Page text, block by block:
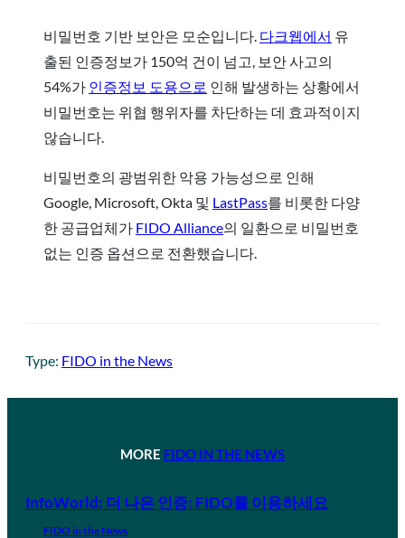
비밀번호 기반 보안은 모순입니다. 다크웹에서 유
출된 인증정보가 150억 건이 넘고, 보안 사고의
54%가 인증정보 도용으로 인해 발생하는 상황에서
비밀번호는 위협 행위자를 차단하는 데 효과적이지
않습니다.
비밀번호의 광범위한 악용 가능성으로 인해
Google, Microsoft, Okta 및 LastPass를 비롯한 다양
한 공급업체가 FIDO Alliance의 일환으로 비밀번호
없는 인증 옵션으로 전환했습니다.
Type: FIDO in the News
MORE FIDO IN THE NEWS
InfoWorld: 더 나은 인증: FIDO를 이용하세요
FIDO in the News